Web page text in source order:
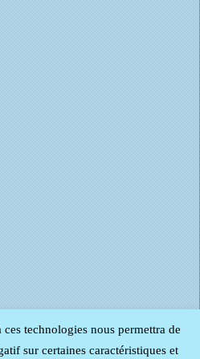
technologies nous permettra de
sur certaines caractéristiques et